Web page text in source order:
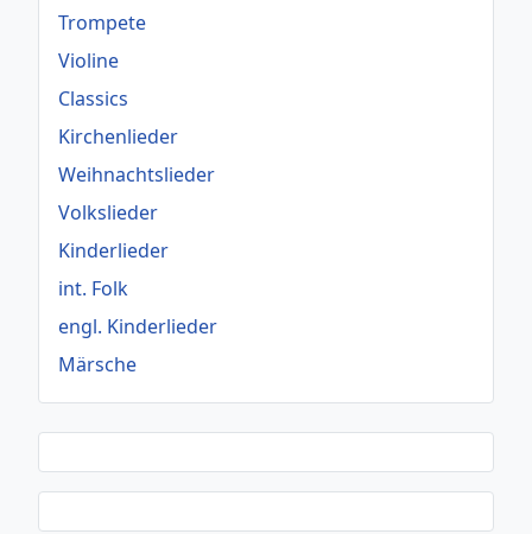
Trompete
Violine
Classics
Kirchenlieder
Weihnachtslieder
Volkslieder
Kinderlieder
int. Folk
engl. Kinderlieder
Märsche